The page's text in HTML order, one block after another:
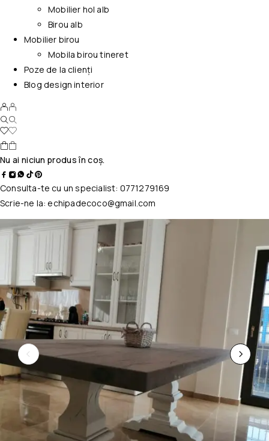
Mobilier hol alb
Birou alb
Mobilier birou
Mobila birou tineret
Poze de la clienți
Blog design interior
Nu ai niciun produs în coș.
Consulta-te cu un specialist: 0771279169
Scrie-ne la:echipadecoco@gmail.com